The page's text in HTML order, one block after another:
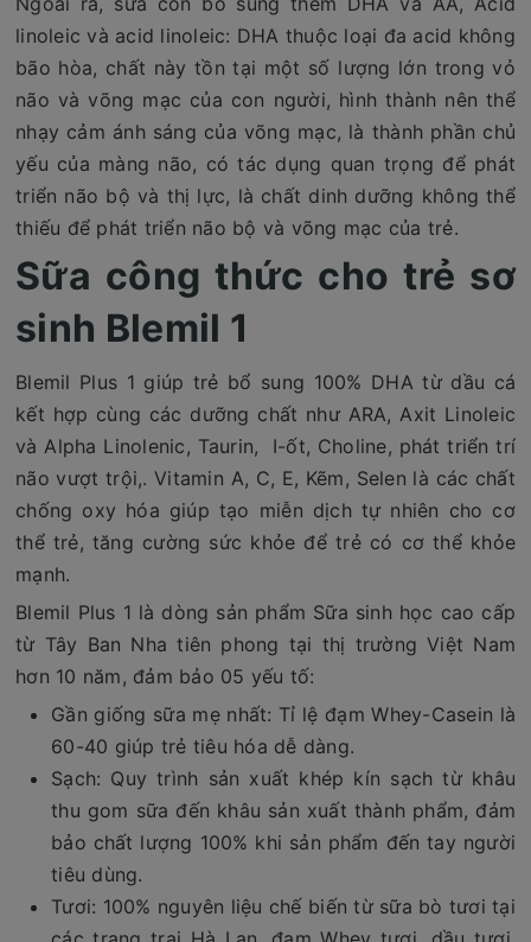
linoleic và acid linoleic: DHA thuộc loại đa acid không
bão hòa, chất này tồn tại một số lượng lớn trong vỏ
não và võng mạc của con người, hình thành nên thể
nhạy cảm ánh sáng của võng mạc, là thành phần chủ
yếu của màng não, có tác dụng quan trọng để phát
triển não bộ và thị lực, là chất dinh dưỡng không thể
thiếu để phát triển não bộ và võng mạc của trẻ.
Sữa công thức cho trẻ sơ
sinh Blemil 1
Blemil Plus 1 giúp trẻ bổ sung 100% DHA từ dầu cá
kết hợp cùng các dưỡng chất như ARA, Axit Linoleic
và Alpha Linolenic, Taurin, I-ốt, Choline, phát triển trí
não vượt trội,. Vitamin A, C, E, Kẽm, Selen là các chất
chống oxy hóa giúp tạo miễn dịch tự nhiên cho cơ
thể trẻ, tăng cường sức khỏe để trẻ có cơ thể khỏe
mạnh.
Blemil Plus 1 là dòng sản phẩm Sữa sinh học cao cấp
từ Tây Ban Nha tiên phong tại thị trường Việt Nam
hơn 10 năm, đảm bảo 05 yếu tố:
Gần giống sữa mẹ nhất: Tỉ lệ đạm Whey-Casein là
60-40 giúp trẻ tiêu hóa dễ dàng.
Sạch: Quy trình sản xuất khép kín sạch từ khâu
thu gom sữa đến khâu sản xuất thành phẩm, đảm
bảo chất lượng 100% khi sản phẩm đến tay người
tiêu dùng.
Tươi: 100% nguyên liệu chế biến từ sữa bò tươi tại